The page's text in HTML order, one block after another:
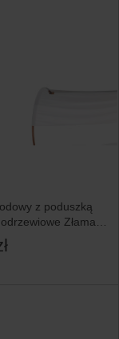
z poduszką
Złamana